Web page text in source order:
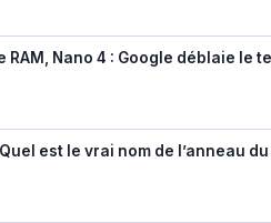
RAM, Nano 4 : Google déblaie le
est le vrai nom de l’anneau